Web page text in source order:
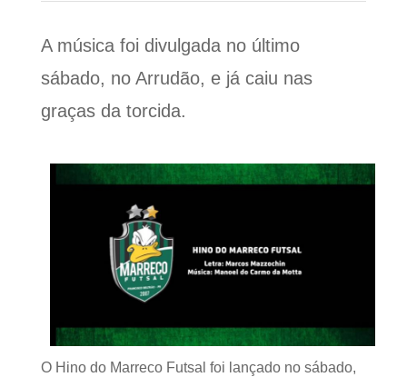
A música foi divulgada no último
sábado, no Arrudão, e já caiu nas
graças da torcida.
O Hino do Marreco Futsal foi lançado no sábado,